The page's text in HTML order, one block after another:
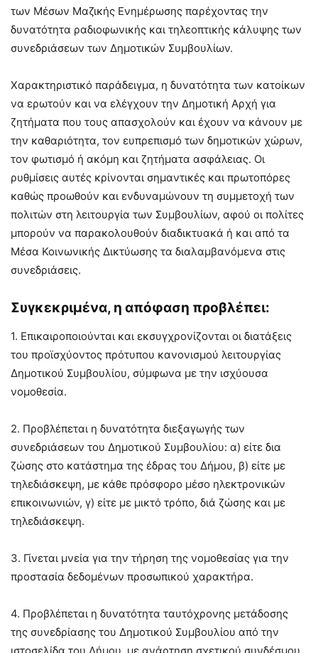
των Μέσων Μαζικής Ενημέρωσης παρέχοντας την
δυνατότητα ραδιοφωνικής και τηλεοπτικής κάλυψης των
συνεδριάσεων των Δημοτικών Συμβουλίων.
Χαρακτηριστικό παράδειγμα, η δυνατότητα των κατοίκων
να ερωτούν και να ελέγχουν την Δημοτική Αρχή για
ζητήματα που τους απασχολούν και έχουν να κάνουν με
την καθαριότητα, τον ευπρεπισμό των δημοτικών χώρων,
τον φωτισμό ή ακόμη και ζητήματα ασφάλειας. Οι
ρυθμίσεις αυτές κρίνονται σημαντικές και πρωτοπόρες
καθώς προωθούν και ενδυναμώνουν τη συμμετοχή των
πολιτών στη λειτουργία των Συμβουλίων, αφού οι πολίτες
μπορούν να παρακολουθούν διαδικτυακά ή και από τα
Μέσα Κοινωνικής Δικτύωσης τα διαλαμβανόμενα στις
συνεδριάσεις.
Συγκεκριμένα, η απόφαση προβλέπει:
1. Επικαιροποιούνται και εκσυγχρονίζονται οι διατάξεις
του προϊσχύοντος πρότυπου κανονισμού λειτουργίας
Δημοτικού Συμβουλίου, σύμφωνα με την ισχύουσα
νομοθεσία.
2. Προβλέπεται η δυνατότητα διεξαγωγής των
συνεδριάσεων του Δημοτικού Συμβουλίου: α) είτε δια
ζώσης στο κατάστημα της έδρας του Δήμου, β) είτε με
τηλεδιάσκεψη, με κάθε πρόσφορο μέσο ηλεκτρονικών
επικοινωνιών, γ) είτε με μικτό τρόπο, διά ζώσης και με
τηλεδιάσκεψη.
3. Γίνεται μνεία για την τήρηση της νομοθεσίας για την
προστασία δεδομένων προσωπικού χαρακτήρα.
4. Προβλέπεται η δυνατότητα ταυτόχρονης μετάδοσης
της συνεδρίασης του Δημοτικού Συμβουλίου από την